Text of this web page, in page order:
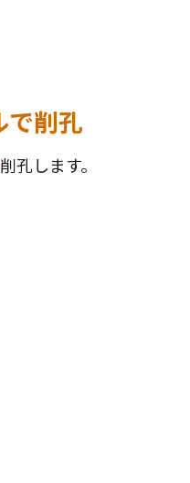
で削孔
孔します。